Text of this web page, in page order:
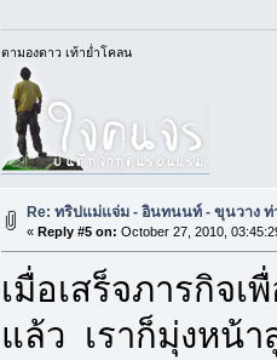
ตามองดาว เท้าย่ำโคลน
Re: ทริปแม่แจ่ม - อินทนนท์ - ขุนวาง ท่
« Reply #5 on: October 27, 2010,
เมื่อเสร็จภารกิจ
แล้ว เราก็มุ่งหน้